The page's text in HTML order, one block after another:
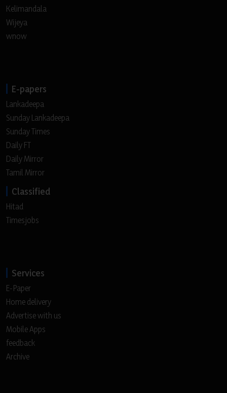
Kelimandala
Wijeya
wnow
E-papers
Lankadeepa
Sunday Lankadeepa
Sunday Times
Daily FT
Daily Mirror
Tamil Mirror
Classified
Hitad
Timesjobs
Services
E-Paper
Home delivery
Advertise with us
Mobile Apps
feedback
Archive